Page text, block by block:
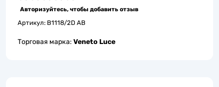
Авторизуйтесь, чтобы добавить отзыв
Артикул: B1118/2D AB
Торговая марка: Veneto Luce